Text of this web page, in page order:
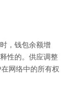
，钱包余额增
性的。供应调整
网络中的所有权